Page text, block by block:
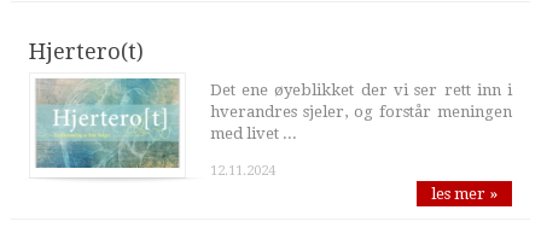
Hjertero(t)
Det ene øyeblikket der vi ser rett inn i
hverandres sjeler, og forstår meningen
med livet ...
12.11.2024
les mer »